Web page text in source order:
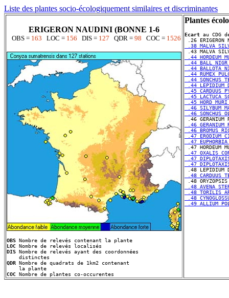
Liste des plantes socio-écologiquement similaires et discriminantes
ERIGERON NAUDINI (BONNE 1-6
OBS = 163 LOC = 156 DIS = 127 QDR = 98 COC = 1526
OBS
LOC
DIS Nombre de relevés ayant des coordonnées
QDR Nombre de quadrats de 1km2 contenant
COC Nombre de plantes co-occurentes
Plantes
Ecart au CDG
.38 MALVA
.44
.44 BALL NIGR
.44
.44 RUMEX
.44 SONCHUS
.44
.45 CARDUUS
.45 LACTUCA
.45 HORD
.46 SILYBUM
.46 SONCHUS
.46 GERANIUM
.46 BROMUS
.47 ERODIUM
.47
.47 OXALIS
.47
.47
.48 CARDUUS
.48 AVENA
.48 TORILIS
.48
.49 ALLIUM